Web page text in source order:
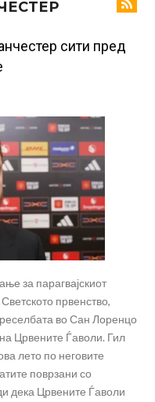
за 50 милиони евра
со Ливерпул
Манчестер доаѓа во Јувентус!
на турнирите на ФИФА
Реал: Протекоа детали од
сити пред
за парагвајскиот
првенство,
во Сан Лоренцо
Црвените Ѓаволи. Гил
лето по неговите
поврзани со
дека Црвените Ѓаволи